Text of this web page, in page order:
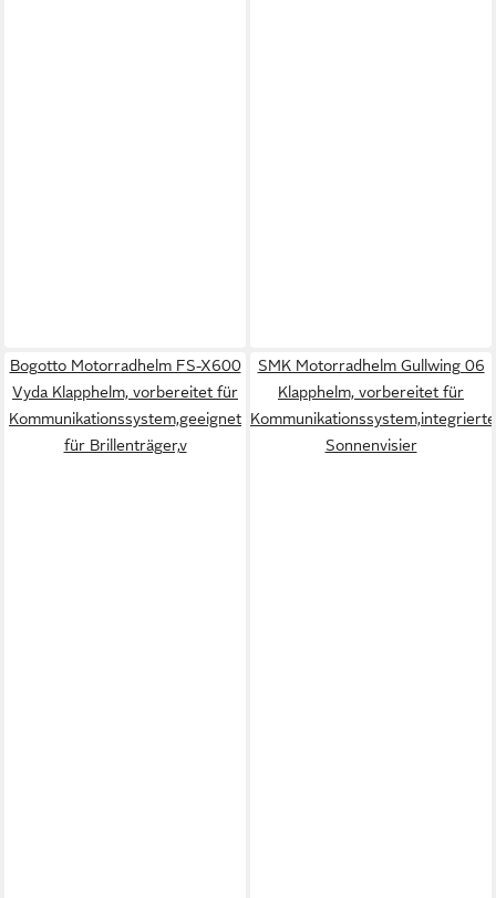
Bogotto Motorradhelm FS-X600
Vyda Klapphelm, vorbereitet für
Kommunikationssystem,geeignet
für Brillenträger,v
SMK Motorradhelm Gullwing 06
Klapphelm, vorbereitet für
Sonnenvisier